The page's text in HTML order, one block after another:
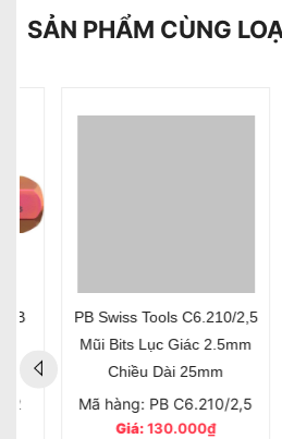
SẢN PHẨM CÙNG
PB Swiss Tools C6.210/2,5
Mũi Bits Lục Giác 2.5mm
Chiều Dài 25mm
Mã hàng: PB C6.210/2,5
130.000₫